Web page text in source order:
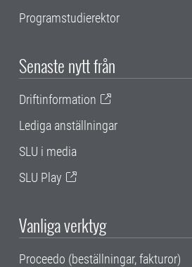
Programstudierektor
Senaste nytt från
Driftinformation
Lediga anställningar
SLU i media
SLU Play
Vanliga verktyg
Proceedo (beställningar, fakturor)